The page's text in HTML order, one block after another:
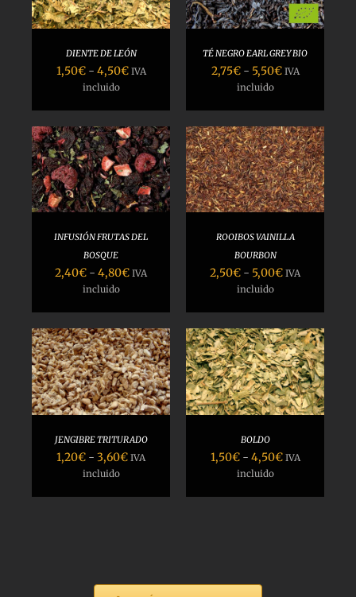
DIENTE DE LEÓN
1,50€ - 4,50€Rango
1,50€
hasta
4,50€
IVA
incluido
DETALLES
TÉ NEGRO EARL GREY BIO
2,75€ - 5,50€Rango
2,75€
hasta
5,50€
IVA
incluido
INFUSIÓN FRUTAS DEL
BOSQUE
2,40€ - 4,80€Rango
2,40€
hasta
4,80€
IVA
incluido
SELECCIONAR
OPCIONES
/
DETALLES
ROOIBOS VAINILLA
BOURBON
2,50€ - 5,00€Rango
2,50€
hasta
5,00€
IVA
incluido
JENGIBRE TRITURADO
1,20€ - 3,60€Rango
IVA
incluido
SELECCIONAR
OPCIONES
/
DETALLES
BOLDO
1,50€ - 4,50€Rango
IVA
incluido